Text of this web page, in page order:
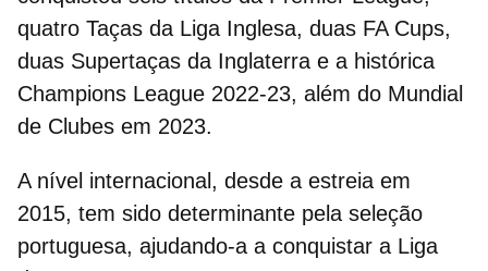
quatro Taças da Liga Inglesa, duas FA Cups,
duas Supertaças da Inglaterra e a histórica
Champions League 2022‑23, além do Mundial
de Clubes em 2023.
A nível internacional, desde a estreia em
2015, tem sido determinante pela seleção
portuguesa, ajudando-a a conquistar a Liga